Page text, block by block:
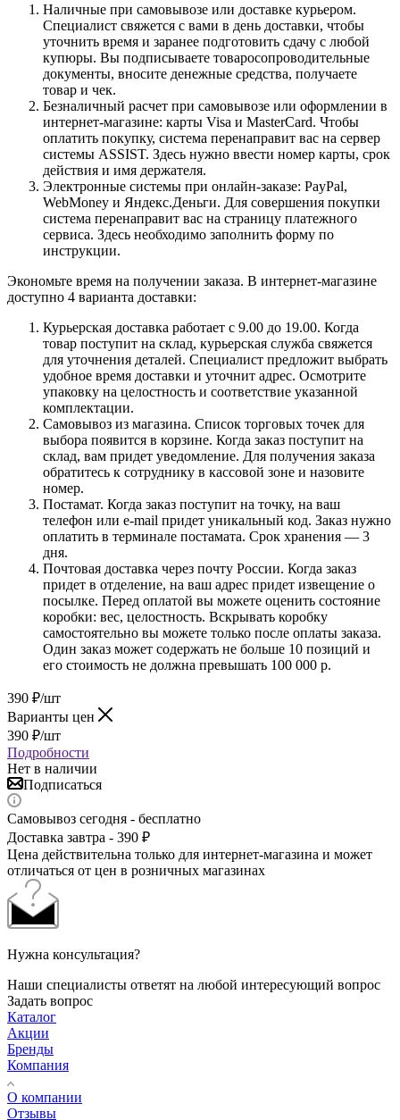
Наличные при самовывозе или доставке курьером.
Специалист свяжется с вами в день доставки, чтобы
уточнить время и заранее подготовить сдачу с любой
купюры. Вы подписываете товаросопроводительные
документы, вносите денежные средства, получаете
товар и чек.
Безналичный расчет при самовывозе или оформлении в
интернет-магазине: карты Visa и MasterCard. Чтобы
оплатить покупку, система перенаправит вас на сервер
системы ASSIST. Здесь нужно ввести номер карты, срок
действия и имя держателя.
Электронные системы при онлайн-заказе: PayPal,
WebMoney и Яндекс.Деньги. Для совершения покупки
система перенаправит вас на страницу платежного
сервиса. Здесь необходимо заполнить форму по
инструкции.
Экономьте время на получении заказа. В интернет-магазине
доступно 4 варианта доставки:
Курьерская доставка работает с 9.00 до 19.00. Когда
товар поступит на склад, курьерская служба свяжется
для уточнения деталей. Специалист предложит выбрать
удобное время доставки и уточнит адрес. Осмотрите
упаковку на целостность и соответствие указанной
комплектации.
Самовывоз из магазина. Список торговых точек для
выбора появится в корзине. Когда заказ поступит на
склад, вам придет уведомление. Для получения заказа
обратитесь к сотруднику в кассовой зоне и назовите
номер.
Постамат. Когда заказ поступит на точку, на ваш
телефон или e-mail придет уникальный код. Заказ нужно
оплатить в терминале постамата. Срок хранения — 3
дня.
Почтовая доставка через почту России. Когда заказ
придет в отделение, на ваш адрес придет извещение о
посылке. Перед оплатой вы можете оценить состояние
коробки: вес, целостность. Вскрывать коробку
самостоятельно вы можете только после оплаты заказа.
Один заказ может содержать не больше 10 позиций и
его стоимость не должна превышать 100 000 р.
390 ₽/шт
Варианты цен
390 ₽/шт
Подробности
Нет в наличии
Подписаться
Самовывоз сегодня - бесплатно
Доставка завтра - 390 ₽
Цена действительна только для интернет-магазина и может
отличаться от цен в розничных магазинах
Нужна консультация?
Наши специалисты ответят на любой интересующий вопрос
Задать вопрос
Каталог
Акции
Бренды
Компания
О компании
Отзывы